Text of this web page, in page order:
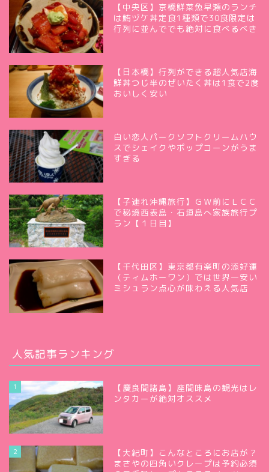
【中央区】京橋鮮菜魚早瀬のランチ
は鮪ヅケ丼定食1種類で30食限定は
行列に並んででも絶対に食べるべき
【日本橋】行列ができる超人気店海
鮮丼つじ半のぜいたく丼は1食で2度
おいしく安い
白い恋人パークソフトクリームハウ
スでシェイクやポップコーンがうま
すぎる
【子連れ沖縄旅行】ＧＷ前にＬＣＣ
で秘境西表島・石垣島へ家族旅行プ
ラン【１日目】
【千代田区】東京都有楽町の添好運
（ティムホーワン）では世界一安い
ミシュラン点心が味わえる人気店
人気記事ランキング
1
【慶良間諸島】座間味島の観光はレ
ンタカーが絶対オススメ
2
【大紀町】こんなところにお店が？
まさやの四角いクレープは予約必須